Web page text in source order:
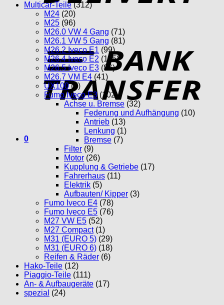
0
Multicar-Teile (312)
M24 (20)
M25 (96)
M26.0 VW 4 Gang (71)
M26.1 VW 5 Gang (81)
M26.2 Iveco E1 (99)
M26.4 Iveco E2 (115)
M26.5 Iveco E3 (86)
M26.7 VM E4 (41)
UX100 (5)
Fumo Iveco E3 (102)
Achse u. Bremse (32)
Federung und Aufhängung (10)
Antrieb (13)
Lenkung (1)
Bremse (7)
Filter (9)
Motor (26)
Kupplung & Getriebe (17)
Fahrerhaus (11)
Elektrik (5)
Aufbauten/ Kipper (3)
Fumo Iveco E4 (78)
Fumo Iveco E5 (76)
M27 VW E5 (52)
M27 Compact (1)
M31 (EURO 5) (29)
M31 (EURO 6) (18)
Reifen & Räder (6)
Hako-Teile (12)
Piaggio-Teile (111)
An- & Aufbaugeräte (17)
spezial (24)